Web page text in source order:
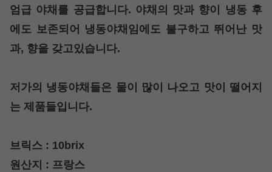
엄급 야채를 공급합니다. 야채의 맛과 향이 냉동 후
에도 보존되어 냉동야채임에도 불구하고 뛰어난 맛
과, 향을 갖고있습니다.
저가의 냉동야채들은 물이 많이 나오고 맛이 떨어지
는 제품들입니다.
브릭스 : 10brix
원산지 : 프랑스